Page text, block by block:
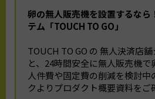
卵の無人販売機を設置するなら
テム「TOUCH TO GO」
TOUCH TO GO の 無人決済店
と、24時間安全に無人販売機で
人件費や固定費の削減を検討
クよりプロダクト概要資料をご